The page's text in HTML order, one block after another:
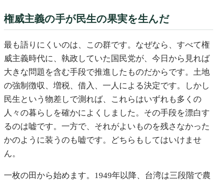
権威主義の手が民生の果実を生んだ
最も語りにくいのは、この群です。なぜなら、すべて権
威主義時代に、執政していた国民党が、今日から見れば
大きな問題を含む手段で推進したものだからです。土地
の強制徴収、増税、借入、一人による決定です。しかし
民生という物差しで測れば、これらはいずれも多くの
人々の暮らしを確かによくしました。その手段を漂白す
るのは嘘です。一方で、それがよいものを残さなかった
かのように装うのも嘘です。どちらもしてはいけませ
ん。
一枚の田から始めます。1949年以降、台湾は三段階で農